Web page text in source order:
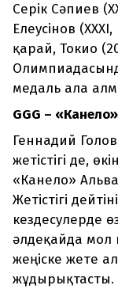
Серік Сәпиев
Елеусінов
қарай, Токио
медаль ала
GGG –
Геннадий
жетістігі де,
«Канело»
Жетістігі
кездесулерде
әлдеқайда мол
жеңіске жете
жұдырықтасты.